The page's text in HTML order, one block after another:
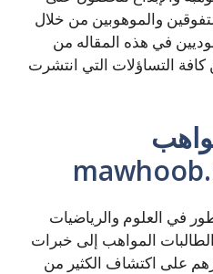
والموهوبين من خلال
في هذه المقاله من
التساؤلات التي انتشرت
في العلوم والرياضيات
المواهب إلى خبرات
على اكتشاف الكثير من